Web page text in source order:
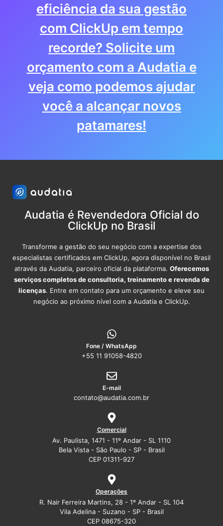
eficiência da sua gestão
com ClickUp em tempo
recorde? Solicite um
orçamento com a Audatia e
veja como podemos ajudar
você a alcançar novos
patamares!
Audatia é Revendedora Oficial do
ClickUp no Brasil
Transforme a gestão do seu negócio com a expertise dos
especialistas certificados em ClickUp, agora disponível no Brasil
através da Audatia, parceiro oficial da plataforma. Oferecemos
serviços completos de consultoria, treinamento e revenda de
licenças. Entre em contato para um orçamento e eleve seu
negócio ao próximo nível com a Audatia e ClickUp.
Fone / WhatsApp
+55 11 91058-4820
E-mail
contato@audatia.com.br
Comercial
Av. Paulista, 1471 - 11º Andar - SL 1110
Bela Vista - São Paulo - SP - Brasil
CEP 01311-927
Operações
R. Nair Ferreira Martins, 28 - 1º Andar - SL 104
Vila Adelina - Suzano - SP - Brasil
CEP 08675-320